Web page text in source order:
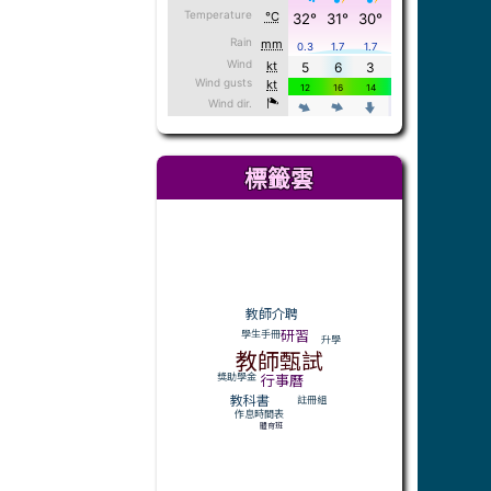
標籤雲
教師介聘
教師甄試
學生手冊研習 升學
獎助學金
教科書
行事曆
作息時間表
註冊組
體育班